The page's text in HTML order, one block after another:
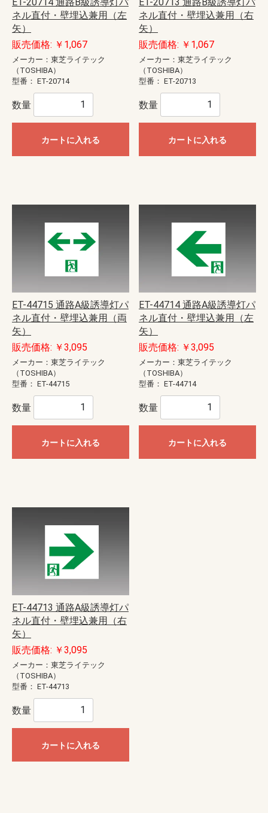
ネル直付・壁埋込兼用（左
矢）
販売価格: ￥1,067
メーカー：東芝ライテック
（TOSHIBA）
型番： ET-20714
数量
カートに入れる
ネル直付・壁埋込兼用（右
矢）
販売価格: ￥1,067
メーカー：東芝ライテック
（TOSHIBA）
型番： ET-20713
数量
カートに入れる
ET-44715 通路A級誘導灯パ
ネル直付・壁埋込兼用（両
矢）
販売価格: ￥3,095
メーカー：東芝ライテック
（TOSHIBA）
型番： ET-44715
数量
カートに入れる
ET-44714 通路A級誘導灯パ
ネル直付・壁埋込兼用（左
矢）
販売価格: ￥3,095
メーカー：東芝ライテック
（TOSHIBA）
型番： ET-44714
数量
カートに入れる
ET-44713 通路A級誘導灯パ
ネル直付・壁埋込兼用（右
矢）
販売価格: ￥3,095
メーカー：東芝ライテック
（TOSHIBA）
型番： ET-44713
数量
カートに入れる